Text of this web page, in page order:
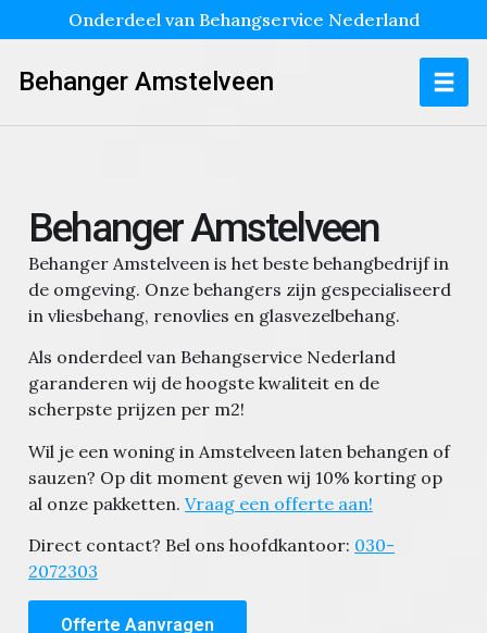
Onderdeel van Behangservice Nederland
Behanger Amstelveen
Behanger Amstelveen
Behanger Amstelveen is het beste behangbedrijf in
de omgeving. Onze behangers zijn gespecialiseerd
in vliesbehang, renovlies en glasvezelbehang.
Als onderdeel van Behangservice Nederland
garanderen wij de hoogste kwaliteit en de
scherpste prijzen per m2!
Wil je een woning in Amstelveen laten behangen of
sauzen? Op dit moment geven wij 10% korting op
al onze pakketten. Vraag een offerte aan!
Direct contact? Bel ons hoofdkantoor: 030-
2072303
Offerte Aanvragen